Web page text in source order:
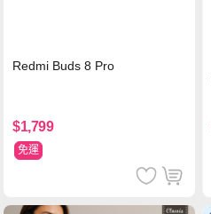
Redmi Buds 8 Pro
$1,799
免運